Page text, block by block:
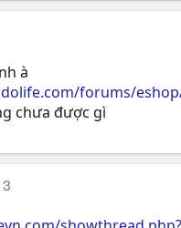
à
forums/
chưa được gì